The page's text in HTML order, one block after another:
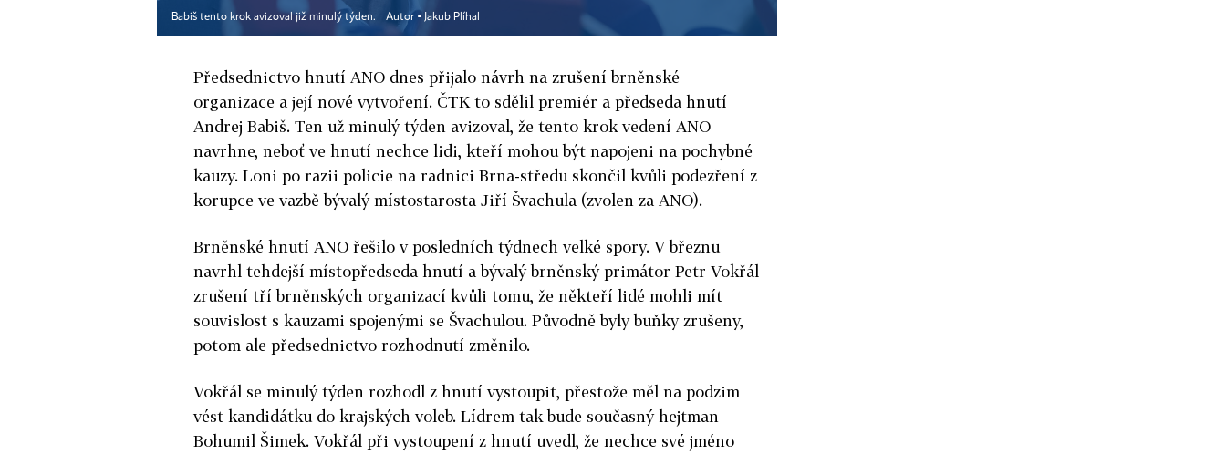
Babiš tento krok avizoval již minulý týden. Autor ▪ Jakub Plíhal
Předsednictvo hnutí ANO dnes přijalo návrh na zrušení brněnské
organizace a její nové vytvoření. ČTK to sdělil premiér a předseda hnutí
Andrej Babiš. Ten už minulý týden avizoval, že tento krok vedení ANO
navrhne, neboť ve hnutí nechce lidi, kteří mohou být napojeni na pochybné
kauzy. Loni po razii policie na radnici Brna-středu skončil kvůli podezření z
korupce ve vazbě bývalý místostarosta Jiří Švachula (zvolen za ANO).
Brněnské hnutí ANO řešilo v posledních týdnech velké spory. V březnu
navrhl tehdejší místopředseda hnutí a bývalý brněnský primátor Petr Vokřál
zrušení tří brněnských organizací kvůli tomu, že někteří lidé mohli mít
souvislost s kauzami spojenými se Švachulou. Původně byly buňky zrušeny,
potom ale předsednictvo rozhodnutí změnilo.
Vokřál se minulý týden rozhodl z hnutí vystoupit, přestože měl na podzim
vést kandidátku do krajských voleb. Lídrem tak bude současný hejtman
Bohumil Šimek. Vokřál při vystoupení z hnutí uvedl, že nechce své jméno